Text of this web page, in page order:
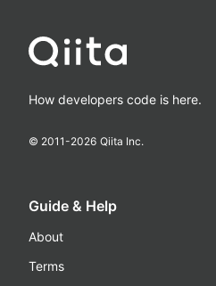
How developers code is here.
© 2011-2026 Qiita Inc.
Guide & Help
About
Terms